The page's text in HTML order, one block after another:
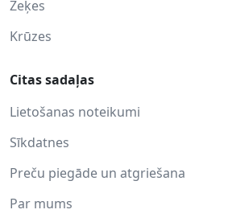
Zeķes
Krūzes
Citas sadaļas
Lietošanas noteikumi
Sīkdatnes
Preču piegāde un atgriešana
Par mums